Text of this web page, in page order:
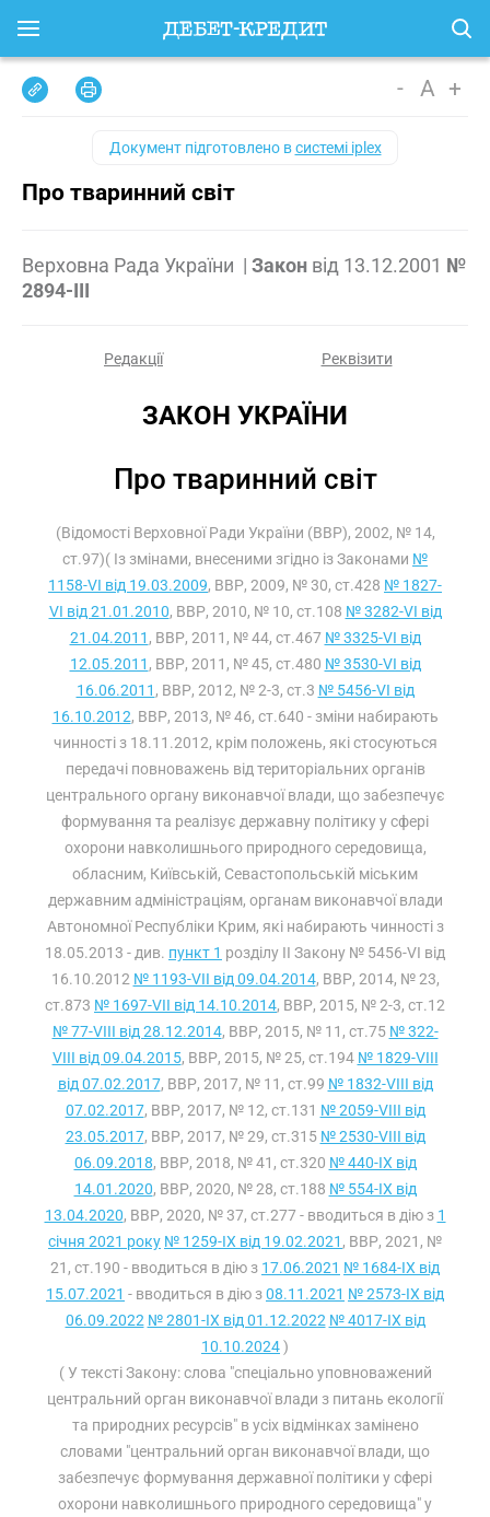
- A +
Документ підготовлено всистемі iplex
Про тваринний світ
Верховна Рада України | Закон від 13.12.2001 №
2894-III
Редакції Реквізити
ЗАКОН УКРАЇНИ
Про тваринний світ
(Відомості Верховної Ради України (ВВР), 2002, № 14,
ст.97)( Із змінами, внесеними згідно із Законами №
1158-VI від 19.03.2009, ВВР, 2009, № 30, ст.428 № 1827-
VI від 21.01.2010, ВВР, 2010, № 10, ст.108 № 3282-VI від
21.04.2011 , ВВР, 2011, № 44, ст.467 № 3325-VI від
12.05.2011 , ВВР, 2011, № 45, ст.480 № 3530-VI від
16.06.2011 , ВВР, 2012, № 2-3, ст.3 № 5456-VI від
16.10.2012, ВВР, 2013, № 46, ст.640 - зміни набирають
чинності з 18.11.2012, крім положень, які стосуються
передачі повноважень від територіальних органів
центрального органу виконавчої влади, що забезпечує
формування та реалізує державну політику у сфері
охорони навколишнього природного середовища,
обласним, Київській, Севастопольській міським
державним адміністраціям, органам виконавчої влади
Автономної Республіки Крим, які набирають чинності з
18.05.2013 - див. пункт 1 розділу II Закону № 5456-VI від
16.10.2012 № 1193-VII від 09.04.2014, ВВР, 2014, № 23,
ст.873 № 1697-VII від 14.10.2014, ВВР, 2015, № 2-3, ст.12
№ 77-VIII від 28.12.2014, ВВР, 2015, № 11, ст.75 № 322-
VIII від 09.04.2015, ВВР, 2015, № 25, ст.194 № 1829-VIII
від 07.02.2017, ВВР, 2017, № 11, ст.99 № 1832-VIII від
07.02.2017, ВВР, 2017, № 12, ст.131 № 2059-VIII від
23.05.2017, ВВР, 2017, № 29, ст.315 № 2530-VIII від
06.09.2018, ВВР, 2018, № 41, ст.320 № 440-IX від
14.01.2020, ВВР, 2020, № 28, ст.188 № 554-IX від
13.04.2020, ВВР, 2020, № 37, ст.277 - вводиться в дію з 1
січня 2021 року № 1259-IX від 19.02.2021 , ВВР, 2021, №
21, ст.190 - вводиться в дію з 17.06.2021 № 1684-IX від
15.07.2021 - вводиться в дію з08.11.2021 № 2573-IX від
06.09.2022 № 2801-IX від 01.12.2022 № 4017-IX від
10.10.2024)
( У тексті Закону: слова "спеціально уповноважений
центральний орган виконавчої влади з питань екології
та природних ресурсів" в усіх відмінках замінено
словами "центральний орган виконавчої влади, що
забезпечує формування державної політики у сфері
охорони навколишнього природного середовища" у